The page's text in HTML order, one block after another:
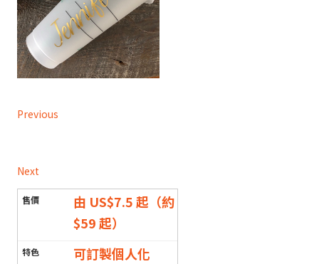
Previous
Next
由 US$7.5 起（約
$59 起）
可訂製個人化